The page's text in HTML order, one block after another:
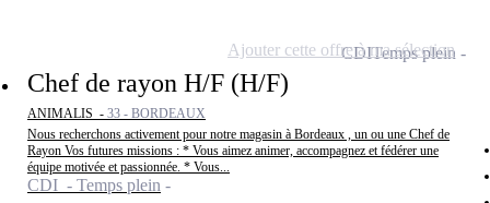
Chef de rayon H/F (H/F)
ANIMALIS - 33 - BORDEAUX
Nous recherchons activement pour notre magasin à Bordeaux , un ou une Chef de
Rayon Vos futures missions : * Vous aimez animer, accompagnez et fédérer une
équipe motivée et passionnée. * Vous...
CDI - Temps plein
CDITemps plein
Ajouter cette offre à ma sélection